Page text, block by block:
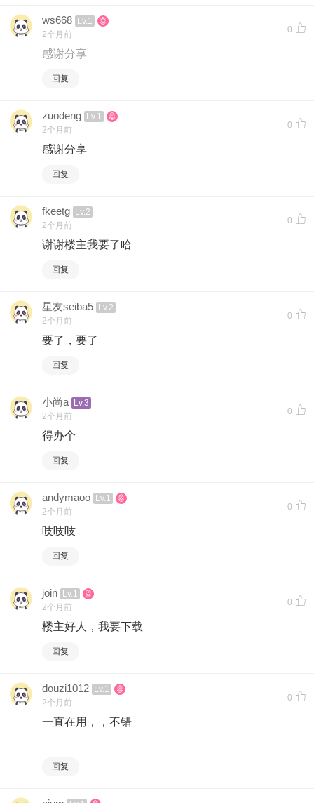
0
ws668
Lv.1
2个月前
感谢分享
回复
0
zuodeng
Lv.1
2个月前
感谢分享
回复
0
fkeetg
Lv.2
2个月前
谢谢楼主我要了哈
回复
0
星友seiba5
Lv.2
2个月前
要了，要了
回复
0
小尚a
Lv.3
2个月前
得办个
回复
0
andymaoo
Lv.1
2个月前
吱吱吱
回复
0
join
Lv.1
2个月前
楼主好人，我要下载
回复
0
douzi1012
Lv.1
2个月前
一直在用，，不错
回复